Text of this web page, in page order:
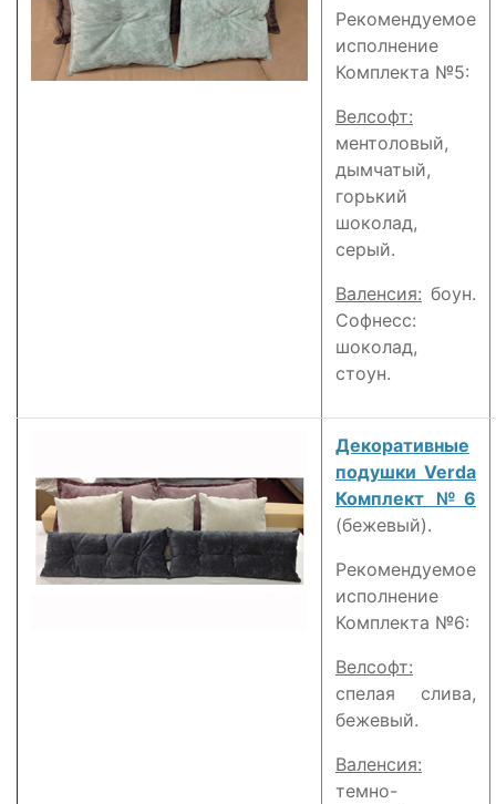
Рекомендуемое
исполнение
Комплекта №5:
Велсофт:
ментоловый,
дымчатый,
горький
шоколад,
серый.
Валенсия: боун.
Софнесс:
шоколад,
стоун.
Декоративные
подушки Verda
Комплект №6
(бежевый).
Рекомендуемое
исполнение
Комплекта №6:
Велсофт:
спелая слива,
бежевый.
Валенсия:
темно-